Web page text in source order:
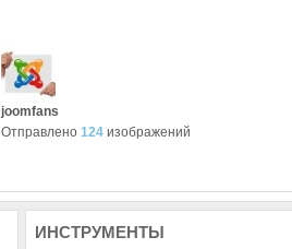
joomfans
Отправлено 124 изображений
ИНСТРУМЕНТЫ